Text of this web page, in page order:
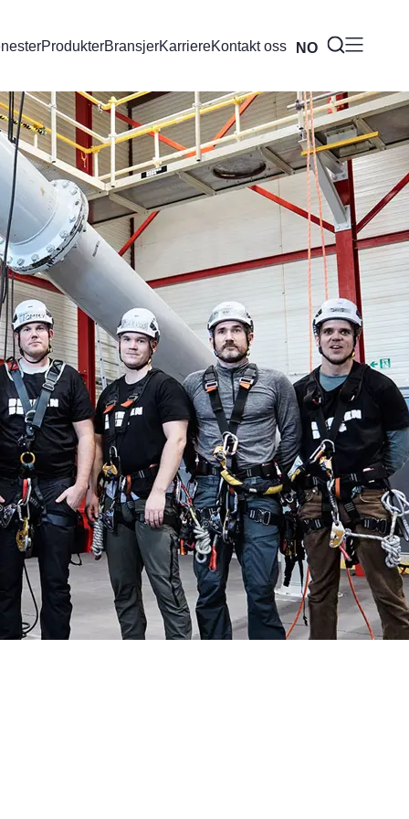
ProdukterBransjerKarriereKontakt oss
NO
EN